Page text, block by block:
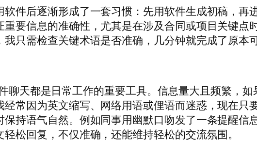
件后逐渐形成了一套习惯：先用软件生成初稿，再
要信息的准确性，尤其是在涉及合同或项目关键点
只需检查关键术语是否准确，几分钟就完成了原本
聊天都是日常工作的重要工具。信息量大且频繁，如
常因为英文缩写、网络用语或俚语而迷惑，现在只
持语气自然。例如同事用幽默口吻发了一条提醒信
松回复，不仅准确，还能维持轻松的交流氛围。